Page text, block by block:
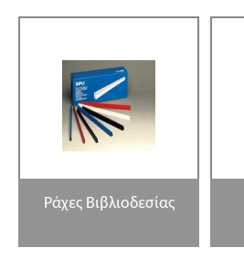
Ράχες Βιβλιοδεσίας